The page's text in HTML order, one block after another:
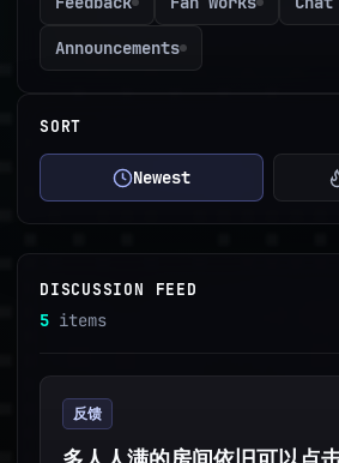
Announcements
SORT
Newest
DISCUSSION FEED
5 items
反馈